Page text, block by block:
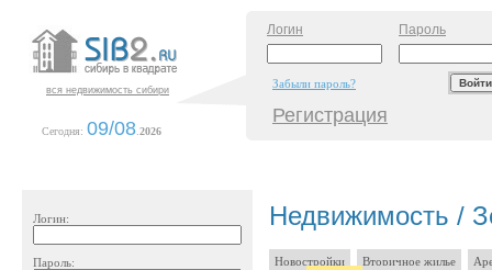
вся недвижимость сибири
Сегодня: 09/08 2026
Логин Пароль
Забыли пароль?
Регистрация
Логин:
Пароль:
Недвижимость /
Новостройки Вторичное жилье